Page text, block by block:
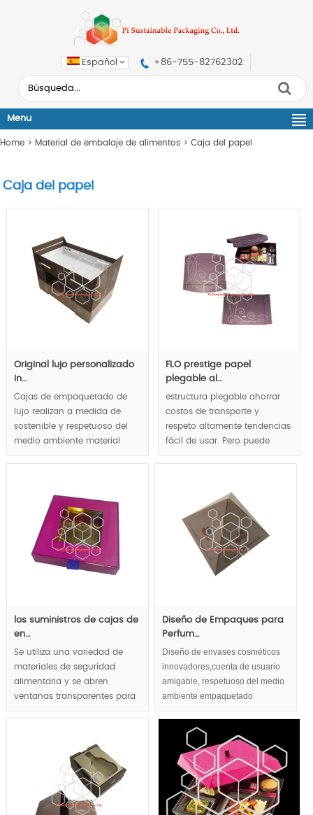
Español +86-755-82762302
Menu
Home > Material de embalaje de alimentos > Caja del papel
Caja del papel
Original lujo personalizado
in…
Cajas de empaquetado de
lujo realizan a medida de
sostenible y respetuoso del
medio ambiente material
totalmente, conveniente para
reflejan concepto amigable,
lujo y apariencia natural
llevan las tendencias de
empaquetado de lujo.
MOQ:1000pcs.
FLO prestige papel
plegable al…
estructura plegable ahorrar
costos de transporte y
respeto altamente tendencias
fácil de usar. Pero puede
demostrarse gourmet de lujo
MOQ:1000pcs.
los suministros de cajas de
en…
Se utiliza una variedad de
materiales de seguridad
alimentaria y se abren
ventanas transparentes para
mostrar el chocolate
MOQ:2000pcs.
Diseño de Empaques para
Perfum…
Diseño de envases cosméticos
innovadores,cuenta de usuario
amigable, respetuoso del medio
ambiente empaquetado
cosmético,envases cosméticos
de lujo,conceptos de diseño en
las cajas de empaquetado
cosmético. Forma de pirámide
mejorar dramáticamente
capacidad de marketing.